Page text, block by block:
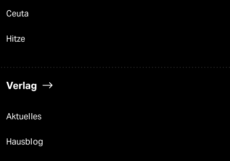
Ceuta
Hitze
Verlag
Aktuelles
Hausblog